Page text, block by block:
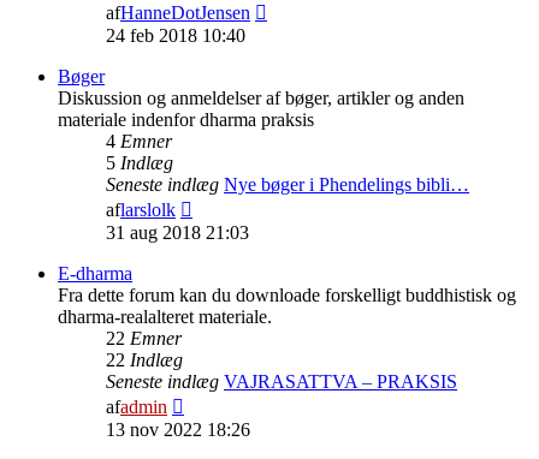
afHanneDotJensen
24 feb 2018 10:40
Bøger
Diskussion og anmeldelser af bøger, artikler og anden
materiale indenfor dharma praksis
4 Emner
5 Indlæg
Seneste indlæg Nye bøger i Phendelings bibli…
aflarslolk
det
31 aug 2018 21:03
E-dharma
Fra dette forum kan du downloade forskelligt buddhistisk og
dharma-realalteret materiale.
22 Emner
22 Indlæg
Seneste indlæg VAJRASATTVA – PRAKSIS
afadmin
det
13 nov 2022 18:26